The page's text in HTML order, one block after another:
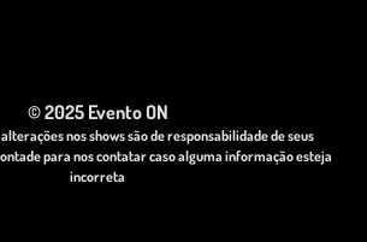
© 2025 Evento ON
nos shows são de responsabilidade de seus
para nos contatar caso alguma informação esteja
incorreta